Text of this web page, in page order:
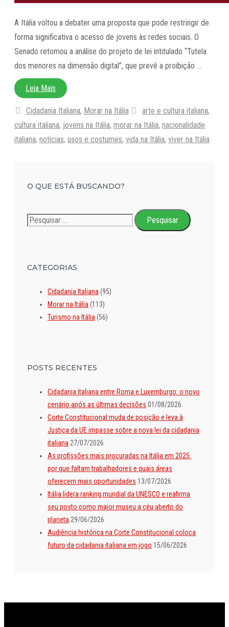
A Itália voltou a debater uma proposta que pode restringir de
forma significativa o acesso de jovens às redes sociais. O
Senado retomou a análise do projeto de lei intitulado “Tutela
dos menores na dimensão digital”, que prevê a proibição …
Leia Mais
Categorias
Cidadania Italiana, Morar na Itália Tags
arte e cultura italiana,
cultura italiana, jovens na Itália, morar na Itália, nacionalidade
italiana, notícias, usos e costumes, vida na Itália, viver na Itália
O QUE ESTÁ BUSCANDO?
por:
CATEGORIAS
Cidadania Italiana (95)
Morar na Itália (113)
Turismo na Itália (56)
POSTS RECENTES
Cidadania italiana entre Roma e Luxemburgo: o novo
cenário após as últimas decisões 01/08/2026
Corte Constitucional muda de posição e leva à
Justiça da UE impasse sobre a nova lei da cidadania
italiana 27/07/2026
As profissões mais procuradas na Itália em 2025:
por que faltam trabalhadores e quais áreas
oferecem mais oportunidades 13/07/2026
Itália lidera ranking mundial da UNESCO e reafirma
seu posto como maior museu a céu aberto do
planeta 29/06/2026
Audiência histórica na Corte Constitucional coloca
futuro da cidadania italiana em jogo 15/06/2026